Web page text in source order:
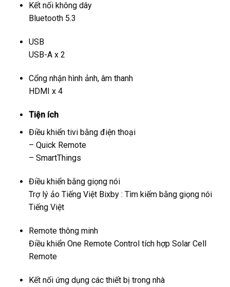
Kết nối không dây
Bluetooth 5.3
USB
USB-A x 2
Cổng nhận hình ảnh, âm thanh
HDMI x 4
Tiện ích
Điều khiển tivi bằng điện thoại
– Quick Remote
– SmartThings
Điều khiển bằng giọng nói
Trợ lý ảo Tiếng Việt Bixby : Tìm kiếm bằng giọng nói
Tiếng Việt
Remote thông minh
Điều khiển One Remote Control tích hợp Solar Cell
Remote
Kết nối ứng dụng các thiết bị trong nhà